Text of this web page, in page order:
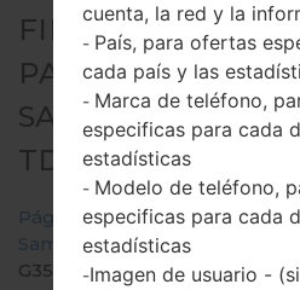
FIRMWARE
PARA SM-G3568V
TD-LTE
Página principal →Galaxy
SamsungSM-G3568V
cuenta, la red y la
- País, para ofertas
cada país y las
- Marca de teléfono,
especificas para cada
estadísticas
- Modelo de teléfono,
especificas para cada
estadísticas
-Imagen de usuario -